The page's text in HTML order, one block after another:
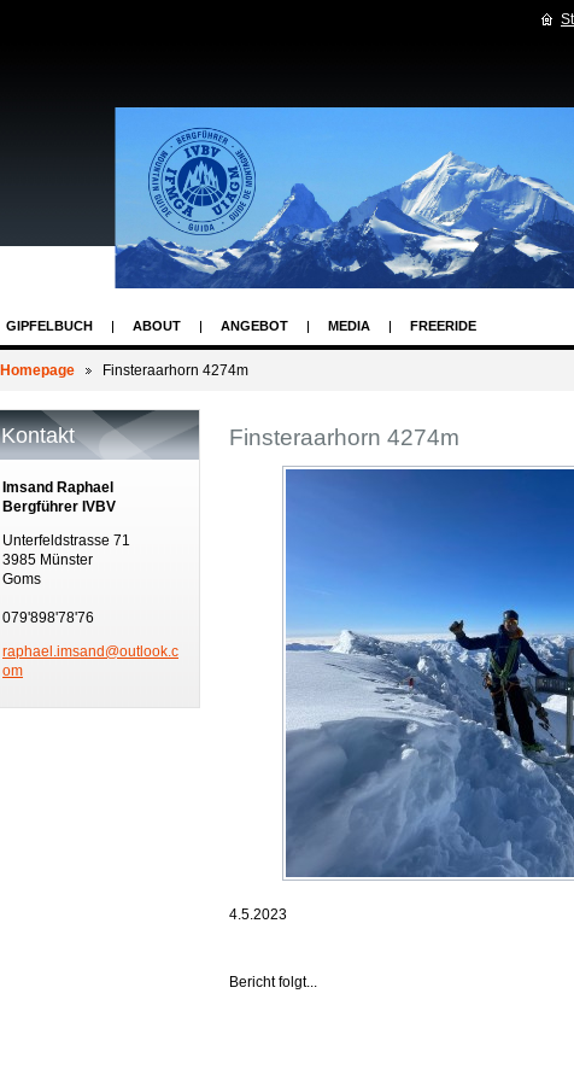
GIPFELBUCH ABOUT ANGEBOT MEDIA FREERIDE
Homepage Finsteraarhorn 4274m
Finsteraarhorn 4274m
4.5.2023
Bericht folgt...
Kontakt
Imsand Raphael
Bergführer IVBV
Unterfeldstrasse 71
3985 Münster
Goms
079'898'78'76
raphael.imsand@outlook.c
om